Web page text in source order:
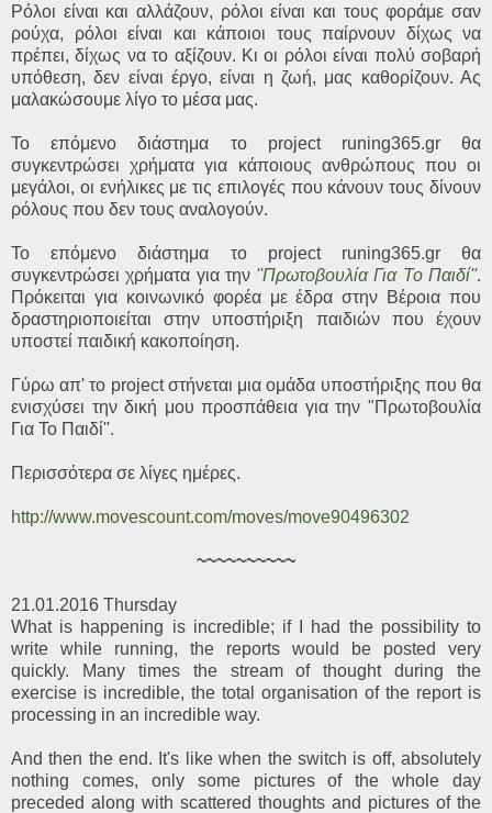
Ρόλοι είναι και αλλάζουν, ρόλοι είναι και τους φοράμε σαν
ρούχα, ρόλοι είναι και κάποιοι τους παίρνουν δίχως να
πρέπει, δίχως να το αξίζουν. Κι οι ρόλοι είναι πολύ σοβαρή
υπόθεση, δεν είναι έργο, είναι η ζωή, μας καθορίζουν. Ας
μαλακώσουμε λίγο το μέσα μας.
Το επόμενο διάστημα το project runing365.gr θα
συγκεντρώσει χρήματα για κάποιους ανθρώπους που οι
μεγάλοι, οι ενήλικες με τις επιλογές που κάνουν τους δίνουν
ρόλους που δεν τους αναλογούν.
Το επόμενο διάστημα το project runing365.gr θα
συγκεντρώσει χρήματα για την ''Πρωτοβουλία Για Το Παιδί''.
Πρόκειται για κοινωνικό φορέα με έδρα στην Βέροια που
δραστηριοποιείται στην υποστήριξη παιδιών που έχουν
υποστεί παιδική κακοποίηση.
Γύρω απ' το project στήνεται μια ομάδα υποστήριξης που θα
ενισχύσει την δική μου προσπάθεια για την "Πρωτοβουλία
Για Το Παιδί''.
Περισσότερα σε λίγες ημέρες.
http://www.movescount.com/moves/move90496302
~~~~~~~~~~
21.01.2016 Thursday
What is happening is incredible; if I had the possibility to
write while running, the reports would be posted very
quickly. Many times the stream of thought during the
exercise is incredible, the total organisation of the report is
processing in an incredible way.
And then the end. It's like when the switch is off, absolutely
nothing comes, only some pictures of the whole day
preceded along with scattered thoughts and pictures of the